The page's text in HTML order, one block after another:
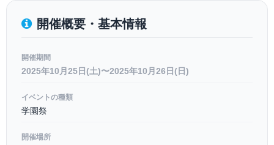
開催概要・基本情報
開催期間
2025年10月25日(土)〜2025年10月26日(日)
イベントの種類
学園祭
開催場所